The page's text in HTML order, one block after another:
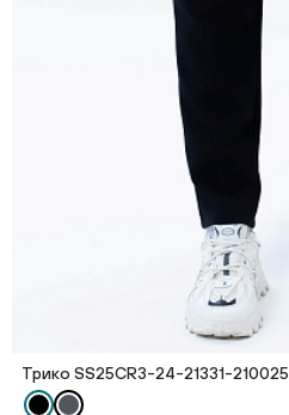
Трико SS25CR3-24-21331-210025